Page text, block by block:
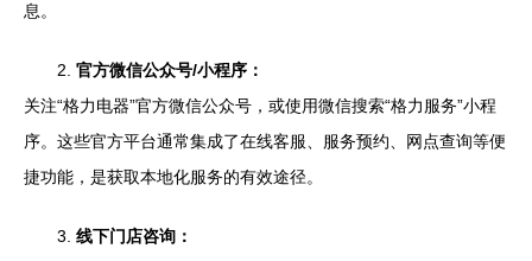
息。
2. 官方微信公众号/小程序：
关注“格力电器”官方微信公众号，或使用微信搜索“格力服务”小程
序。这些官方平台通常集成了在线客服、服务预约、网点查询等便
捷功能，是获取本地化服务的有效途径。
3. 线下门店咨询：